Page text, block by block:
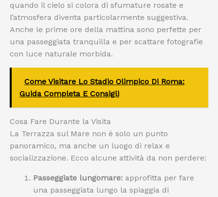
quando il cielo si colora di sfumature rosate e
l’atmosfera diventa particolarmente suggestiva.
Anche le prime ore della mattina sono perfette per
una passeggiata tranquilla e per scattare fotografie
con luce naturale morbida.
Come Visitare Lo Stadio Olimpico Di Roma:
Guida Completa E Consigli
Cosa Fare Durante la Visita
La Terrazza sul Mare non è solo un punto
panoramico, ma anche un luogo di relax e
socializzazione. Ecco alcune attività da non perdere:
Passeggiate lungomare: approfitta per fare
una passeggiata lungo la spiaggia di